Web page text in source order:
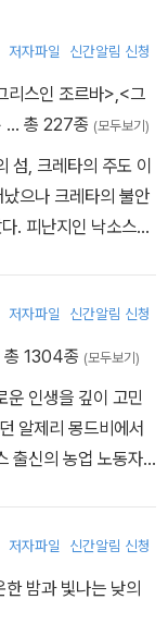
으로 향하는 가벼운
다시 만나자.
저자파일 신간알림 신청
리스인 조르바>,<그
… 총 227종 (모두보기)
섬, 크레타의 주도 이
으나 크레타의 불안
. 피난지인 낙소스에
의 법학 대학원에 진
심취했다. 1917년
, 사회 등 다방면으로
많은 문학 작품을
출판하곤 했다. 193
년에는 《그리스인 조
다 이듬해 그만두고
동을 계속하며 《미
의 내용 일부가 신성
저자파일 신간알림 신청
1304종 (모두보기)
운 인생을 깊이 고민
알제리 몽드비에서
출신의 농업 노동자
품의 뿌리에 내밀하
이라는 훌륭한 스승
고 하기도 했는데, 알
저자파일 신간알림 신청
한 밤과 빛나는 낮의